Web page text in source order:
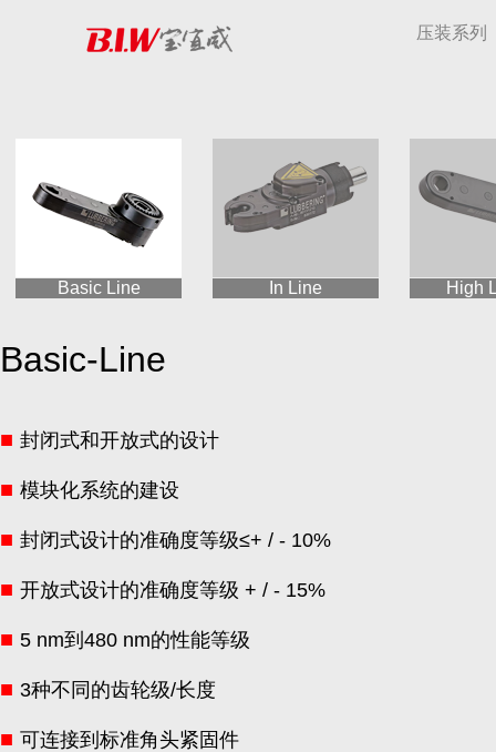
压装系列
Basic Line In Line High
Basic-Line
■ 封闭式和开放式的设计
■ 模块化系统的建设
■ 封闭式设计的准确度等级≤+ / - 10%
■ 开放式设计的准确度等级 + / - 15%
■ 5 nm到480 nm的性能等级
■ 3种不同的齿轮级/长度
■ 可连接到标准角头紧固件